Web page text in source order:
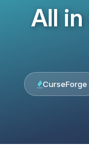
All in
CurseForge